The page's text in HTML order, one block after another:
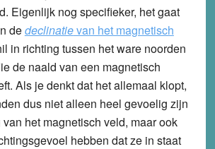
Eigenlijk nog specifieker, het gaat
dedeclinatievan het magnetisch
in richting tussen het ware noorden
de naald van een magnetisch
Als je denkt dat het allemaal klopt,
dus niet alleen heel gevoelig zijn
het magnetisch veld, maar ook
hebben dat ze in staat